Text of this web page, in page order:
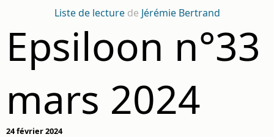
Liste de lecturede Jérémie Bertrand
Epsiloon n°33
mars 2024
24 février 2024